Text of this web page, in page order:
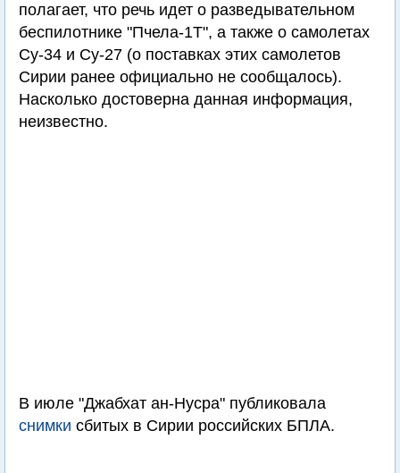
полагает, что речь идет о разведывательном
беспилотнике "Пчела-1Т", а также о самолетах
Су-34 и Су-27 (о поставках этих самолетов
Сирии ранее официально не сообщалось).
Насколько достоверна данная информация,
неизвестно.
В июле "Джабхат ан-Нусра" публиковала
снимки сбитых в Сирии российских БПЛА.